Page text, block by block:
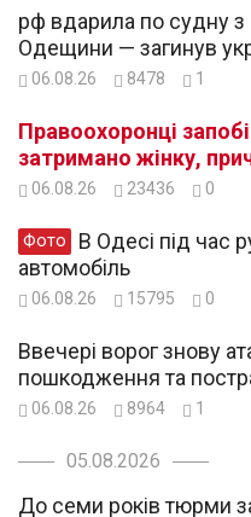
рф вдарила по судну з
Одещини — загинув
06.08.26 8478 1
Правоохоронці
затримано жінку,
06.08.26 23436 0
Фото
автомобіль
06.08.26 15795 0
Ввечері ворог знову
пошкодження та
06.08.26 8964 1
05.08.2026
До семи років тюрми